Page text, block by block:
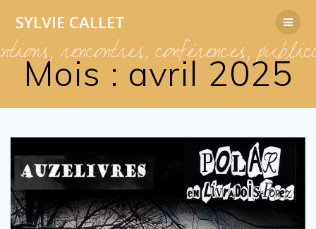
contenu
SYLVIE CALLET
Mois : avril 2025